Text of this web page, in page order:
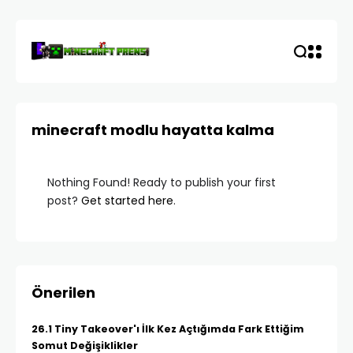
minecraft modlu hayatta kalma
Nothing Found! Ready to publish your first
post? Get started here.
Önerilen
26.1 Tiny Takeover'ı İlk Kez Açtığımda Fark Ettiğim
Somut Değişiklikler